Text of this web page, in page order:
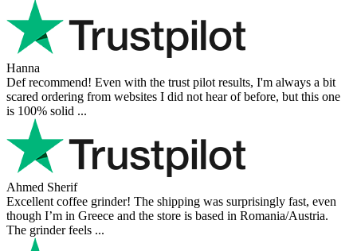
Hanna
Def recommend! Even with the trust pilot results, I'm always a bit
scared ordering from websites I did not hear of before, but this one
is 100% solid ...
Ahmed Sherif
Excellent coffee grinder! The shipping was surprisingly fast, even
though I’m in Greece and the store is based in Romania/Austria.
The grinder feels ...